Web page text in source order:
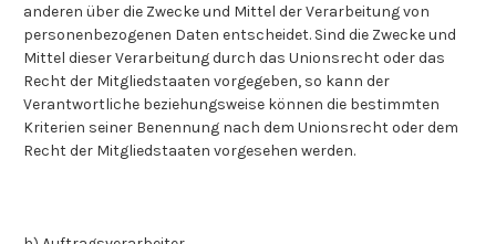
anderen über die Zwecke und Mittel der Verarbeitung von
personenbezogenen Daten entscheidet. Sind die Zwecke und
Mittel dieser Verarbeitung durch das Unionsrecht oder das
Recht der Mitgliedstaaten vorgegeben, so kann der
Verantwortliche beziehungsweise können die bestimmten
Kriterien seiner Benennung nach dem Unionsrecht oder dem
Recht der Mitgliedstaaten vorgesehen werden.